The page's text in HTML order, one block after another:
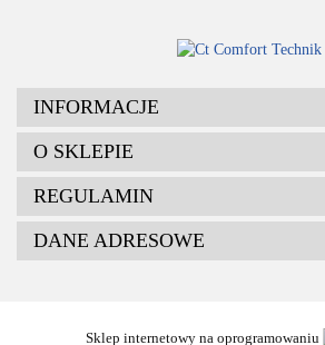
INFORMACJE
O SKLEPIE
REGULAMIN
DANE ADRESOWE
Sklep internetowy na oprogramowaniu